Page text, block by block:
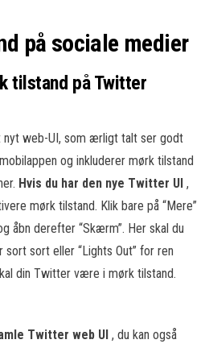
på sociale medier
tilstand på Twitter
web-UI, som ærligt talt ser godt
og inkluderer mørk tilstand
Hvis du har den nye Twitter UI ,
mørk tilstand. Klik bare på “Mere”
åbn derefter “Skærm”. Her skal du
sort sort eller “Lights Out” for ren
din Twitter være i mørk tilstand.
Twitter web UI , du kan også